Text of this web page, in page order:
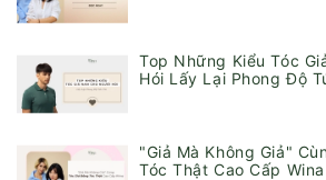
Top Những Kiểu Tóc
Hói Lấy Lại Phong Độ
"Giả Mà Không Giả"
Tóc Thật Cao Cấp Wina